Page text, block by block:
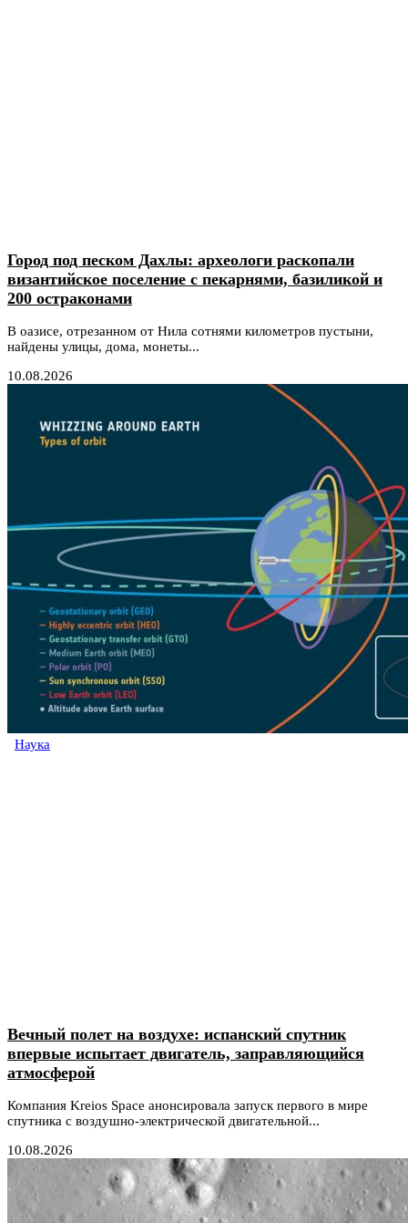
Город под песком Дахлы: археологи раскопали
византийское поселение с пекарнями, базиликой и
200 остраконами
В оазисе, отрезанном от Нила сотнями километров пустыни,
найдены улицы, дома, монеты...
10.08.2026
Наука
Вечный полет на воздухе: испанский спутник
впервые испытает двигатель, заправляющийся
атмосферой
Компания Kreios Space анонсировала запуск первого в мире
спутника с воздушно-электрической двигательной...
10.08.2026